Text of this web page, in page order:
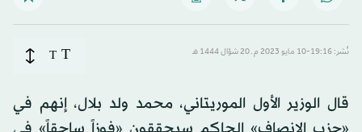
نُشر: 19:16-10 مايو 2023 م ـ 20 شوّال 1444 هـ T
T
قال الوزير الأول الموريتاني، محمد ولد بلال، إنهم في